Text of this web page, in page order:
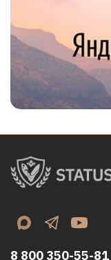
8 800 350-55-81